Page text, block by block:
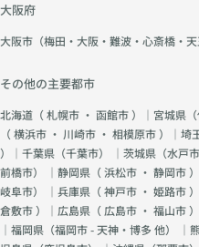
大阪府
大阪市（梅田・大阪・難波・心斎橋・天
その他の主要都市
北海道（札幌市 ・ 函館市）｜宮城県（
（横浜市 ・ 川崎市 ・ 相模原市）｜埼
）｜千葉県（千葉市） ｜茨城県（水戸市
前橋市） ｜静岡県（浜松市 ・ 静岡市
岐阜市） ｜兵庫県（神戸市 ・ 姫路市
倉敷市）｜広島県（ 広島市 ・ 福山市
｜福岡県（福岡市 - 天神・博多 他） ｜